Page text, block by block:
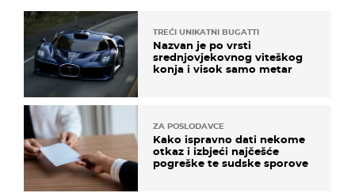
TREĆI UNIKATNI BUGATTI
Nazvan je po vrsti
srednjovjekovnog viteškog
konja i visok samo metar
ZA POSLODAVCE
Kako ispravno dati nekome
otkaz i izbjeći najčešće
pogreške te sudske sporove